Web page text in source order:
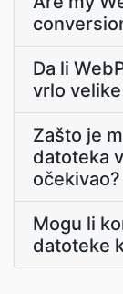
Da li
vrlo
Zašto je
datoteka
očekivao?
Mogu li
datoteke